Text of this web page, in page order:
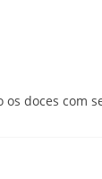
os doces com